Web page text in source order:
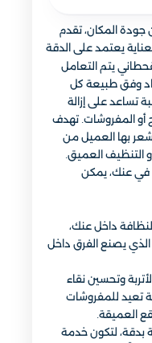
جودة المكان، تقدم
يعتمد على الدقة
يتم التعامل
وفق طبيعة كل
تساعد على إزالة
أو المفروشات. تهدف
بها العميل من
التنظيف العميق.
عنك، يمكن
داخل عنك،
يصنع الفرق داخل
وتحسين نقاء
تعيد للمفروشات
العميقة.
بدقة، لتكون خدمة